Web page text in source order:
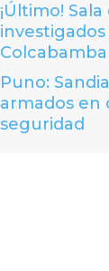
¡Último!
Colcabamba
Puno:
armados en
seguridad